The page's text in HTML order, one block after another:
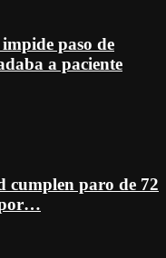
paso de
a paciente
cumplen paro de 72
por…